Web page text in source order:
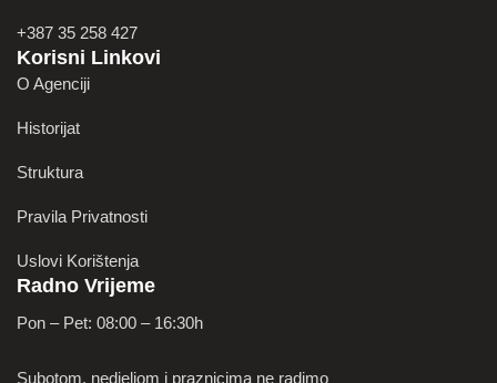
+387 35 258 427
Korisni Linkovi
O Agenciji
Historijat
Struktura
Pravila Privatnosti
Uslovi Korištenja
Radno Vrijeme
Pon – Pet: 08:00 – 16:30h
Subotom, nedjeljom i praznicima ne radimo